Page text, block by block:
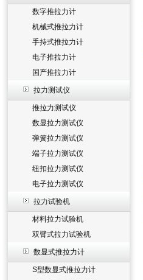
数字推拉力计
机械式推拉力计
手持式推拉力计
电子推拉力计
国产推拉力计
拉力测试仪
推拉力测试仪
数显拉力测试仪
弹簧拉力测试仪
端子拉力测试仪
纽扣拉力测试仪
电子拉力测试仪
拉力试验机
材料拉力试验机
双臂式拉力试验机
数显式推拉力计
S型数显式推拉力计